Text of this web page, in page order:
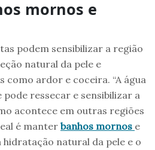
mornos e
podem sensibilizar a região
natural da pele e
ardor e coceira. “A água
pode ressecar e sensibilizar a
acontece em outras regiões
é manter banhos mornos e
natural da pele e o